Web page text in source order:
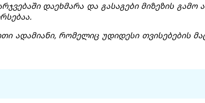
დაეხმარა და გასაგები მიზეზის გამო
ადამიანი, რომელიც უდიდესი თვისებების